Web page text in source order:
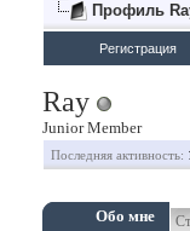
Профиль
Регистрация
Ray
Junior Member
Последняя активность:
Обо мне